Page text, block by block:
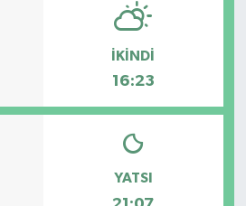
İKINDI
16:23
YATSI